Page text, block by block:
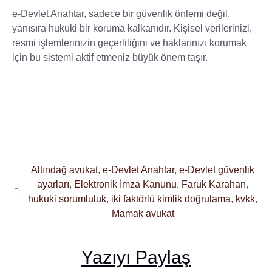
e-Devlet Anahtar, sadece bir güvenlik önlemi değil,
yanısıra hukuki bir koruma kalkanıdır. Kişisel verilerinizi,
resmi işlemlerinizin geçerliliğini ve haklarınızı korumak
için bu sistemi aktif etmeniz büyük önem taşır.
Altındağ avukat, e-Devlet Anahtar, e-Devlet güvenlik
ayarları, Elektronik İmza Kanunu, Faruk Karahan,
hukuki sorumluluk, iki faktörlü kimlik doğrulama, kvkk,
Mamak avukat
Yazıyı Paylaş